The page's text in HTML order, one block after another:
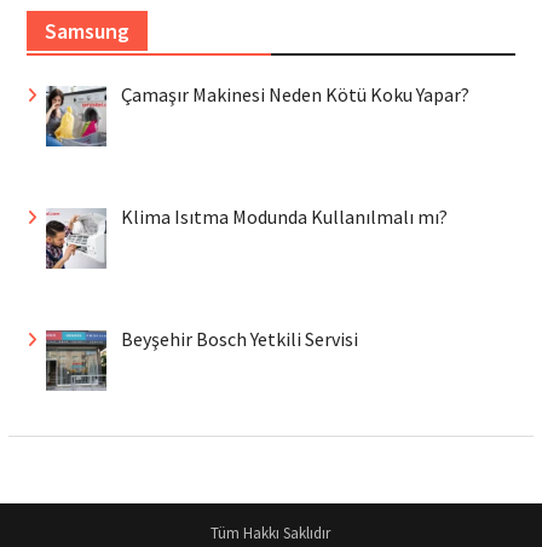
Samsung
Çamaşır Makinesi Neden Kötü Koku Yapar?
Klima Isıtma Modunda Kullanılmalı mı?
Beyşehir Bosch Yetkili Servisi
Tüm Hakkı Saklıdır